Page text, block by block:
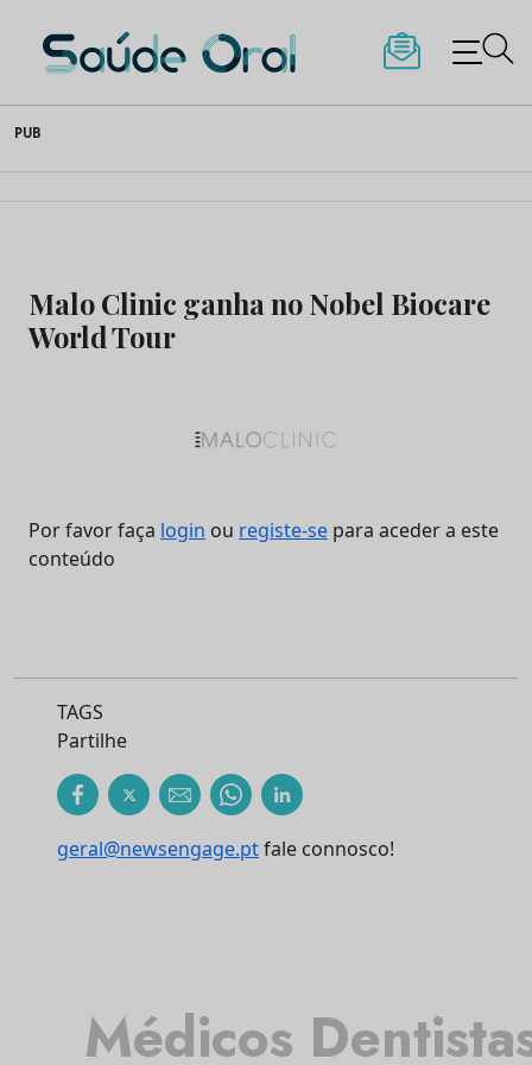
to
content
Saúde Oral
PUB
Malo Clinic ganha no Nobel Biocare
World Tour
Por favor faça login ou registe-se para aceder a este
conteúdo
TAGS
Partilhe
geral@newsengage.ptfale connosco!
Médicos